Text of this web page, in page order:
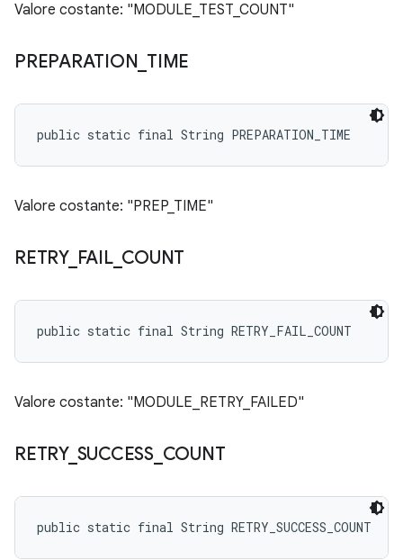
Valore costante: "MODULE_TEST_COUNT"
PREPARATION TIME
public static final String PREPARATION_TIME
Valore costante: "PREP_TIME"
RETRY_ FAIL_ COUNT
public static final String RETRY_FAIL_COUNT
Valore costante: "MODULE_RETRY_FAILED"
RETRY_ SUCCESS_ COUNT
public static final String RETRY_SUCCESS_COUNT